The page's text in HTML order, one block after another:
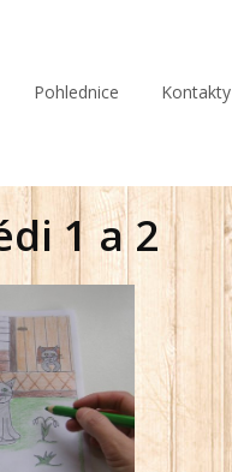
Pohlednice Kontakty
1 a 2